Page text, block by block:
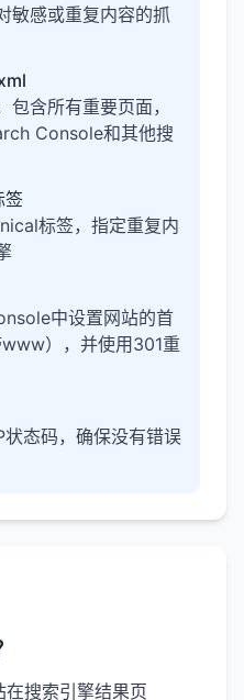
敏感或重复内容的抓
含所有重要页面，
Console和其他搜
签
标签，指定重复内
中设置网站的首
），并使用301重
态码，确保没有错误
搜索引擎结果页